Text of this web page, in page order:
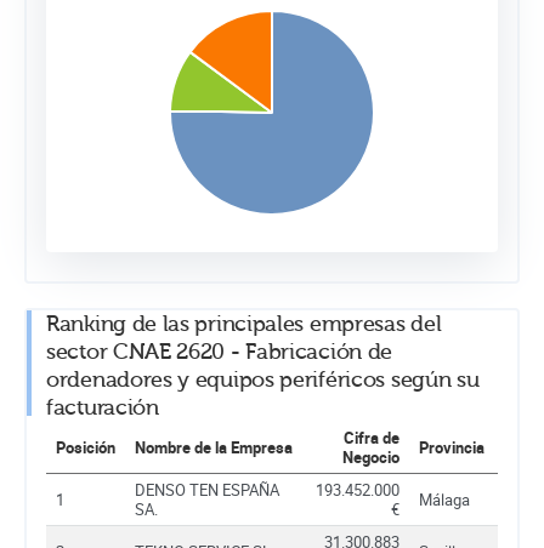
Ranking de las principales empresas del
sector CNAE 2620 - Fabricación de
ordenadores y equipos periféricos según su
facturación
Posición Nombre de la Empresa
Cifra de
Negocio
Provincia
1
DENSO TEN ESPAÑA
SA.
193.452.000
€
Málaga
31.300.883